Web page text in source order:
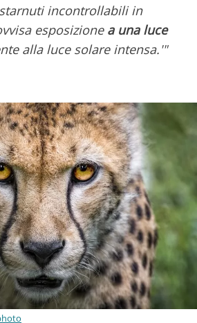
incontrollabili in
esposizione a una luce
alla luce solare intensa.'"